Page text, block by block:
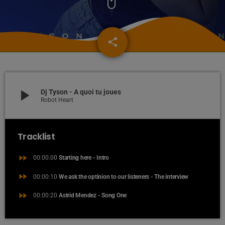
share
email
play_arrow Dj Tyson - A quoi tu joues
Robot Heart
Tracklist
fast_forward 00:00:00 Starting here - Intro
fast_forward 00:00:10 We ask the optinion to our listeners - The interview
fast_forward 00:00:20 Astrid Mendez - Song One